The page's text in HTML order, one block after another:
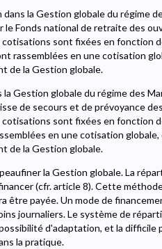
dans la Gestion globale du régime
Fonds national de retraite des
sont fixées en fonction
rassemblées en une cotisation
de la Gestion globale.
la Gestion globale du régime des
de secours et de prévoyance
sont fixées en fonction
en une cotisation
de la Gestion globale.
la Gestion globale. La
(cfr. article 8). Cette
être payée. Un mode de
journaliers. Le système de
d'adaptation, et la
la pratique.